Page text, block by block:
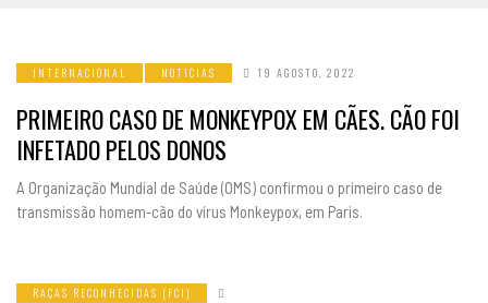
INTERNACIONAL NOTICIAS 19 AGOSTO, 2022
PRIMEIRO CASO DE MONKEYPOX EM CÃES. CÃO FOI
INFETADO PELOS DONOS
A Organização Mundial de Saúde (OMS) confirmou o primeiro caso de
transmissão homem-cão do vírus Monkeypox, em Paris.
RAÇAS RECONHECIDAS (FCI)